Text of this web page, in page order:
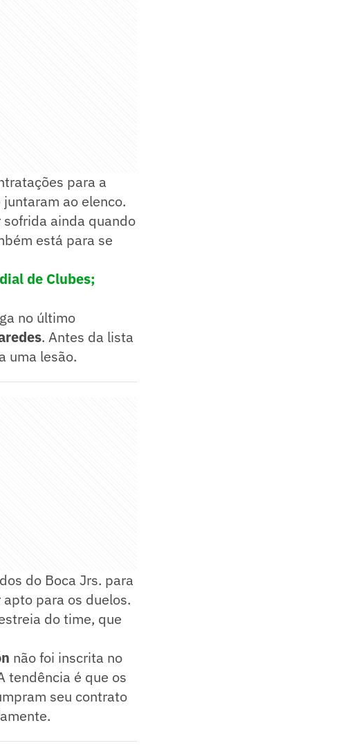
para a
ao elenco.
ainda quando
está para se
de Clubes;
no último
. Antes da lista
uma lesão.
do Boca Jrs. para
para os duelos.
do time, que
não foi inscrita no
tendência é que os
seu contrato